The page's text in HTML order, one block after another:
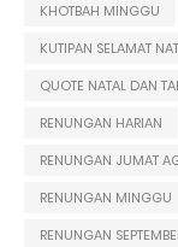
KHOTBAH MINGGU
KUTIPAN SELAMAT
QUOTE NATAL DAN
RENUNGAN HARIAN
RENUNGAN JUMAT
RENUNGAN MINGGU
RENUNGAN